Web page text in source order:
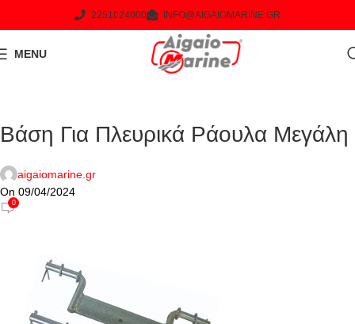
2251024000 INFO@AIGAIOMARINE.GR
MENU
Βάση Για Πλευρικά Ράουλα Μεγάλη
aigaiomarine.gr
On 09/04/2024
0